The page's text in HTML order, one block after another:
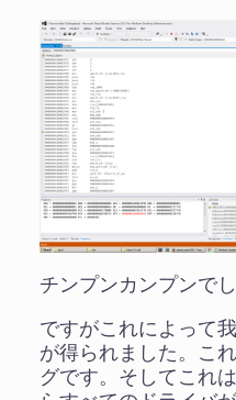
チンプンカンプンで
ですがこれによって
が得られました。こ
グです。そしてこれ